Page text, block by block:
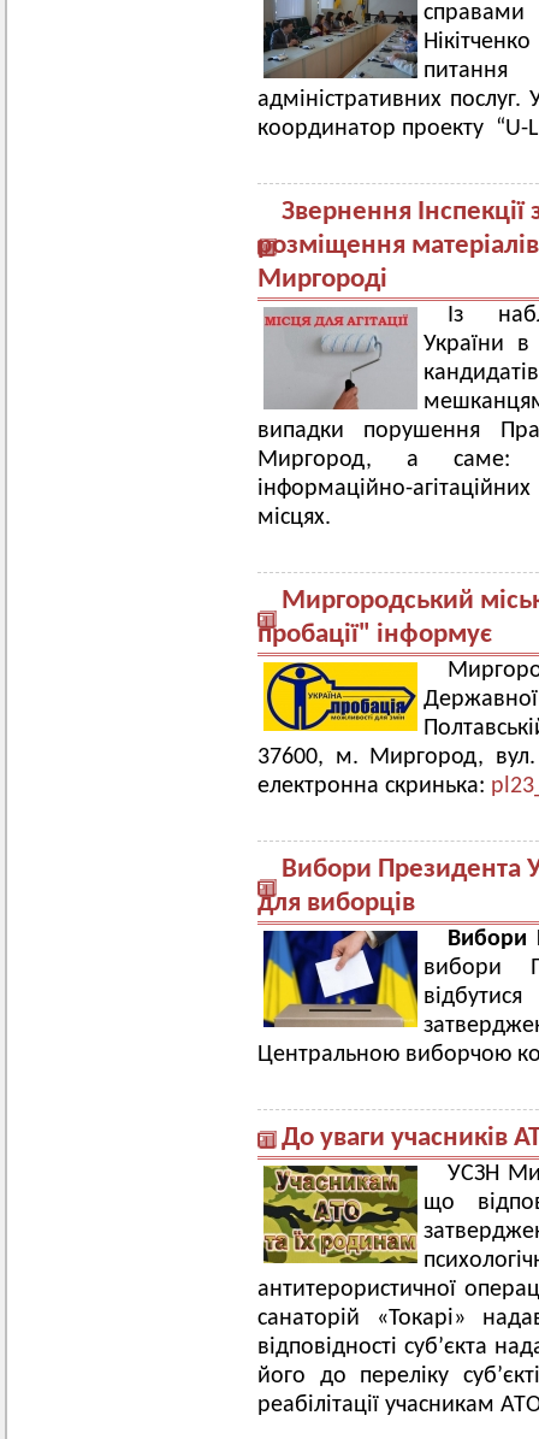
справами
питання
адміністративних послуг.
координатор проекту
Звернення
розміщення матеріалів
Миргороді
Із
України в
випадки порушення
Миргород, а саме:
інформаційно-
місцях.
Миргородський
пробації" інформує
37600, м. Миргород, вул.
електронна скринька:
Вибори Президента
для виборців
Вибори
вибори
Центральною виборчою
До уваги учасників
УСЗН
що
антитерористичної
санаторій «Токарі»
відповідності суб’єкта
його до переліку
реабілітації учасникам